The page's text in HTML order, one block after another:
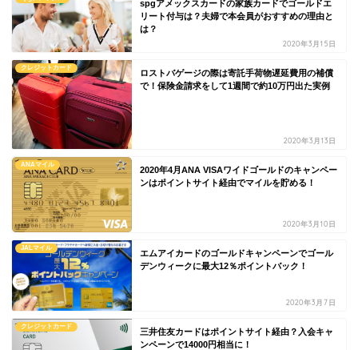
spgアメックスカードの家族カードでゴールドエ
リート付与は？夫婦で本会員がおすすめの理由と
は？
2020年3月15日
クレジットカード
ロストバゲージの際は寄託手荷物遅延費用の補償
で！保険金請求をして1週間で約10万円出た実例
2020年3月13日
ANAマイル
2020年4月ANA VISAワイドゴールドのキャンペー
ンはポイントサイト経由でマイルを貯める！
2020年3月10日
JALマイル
エムアイカードのゴールドキャンペーンでゴール
デンウィークに最大12％ポイントバック！
2020年3月7日
クレジットカード
三井住友カードはポイントサイト経由？入会キャ
ンペーンで14000円相当に！